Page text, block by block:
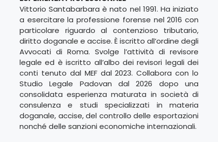
Vittorio Santabarbara è nato nel 1991. Ha iniziato
a esercitare la professione forense nel 2016 con
particolare riguardo al contenzioso tributario,
diritto doganale e accise. È iscritto all’ordine degli
Avvocati di Roma. Svolge l’attività di revisore
legale ed è iscritto all’albo dei revisori legali dei
conti tenuto dal MEF dal 2023. Collabora con lo
Studio Legale Padovan dal 2026 dopo una
consolidata esperienza maturata in società di
consulenza e studi specializzati in materia
doganale, accise, del controllo delle esportazioni
nonché delle sanzioni economiche internazionali.